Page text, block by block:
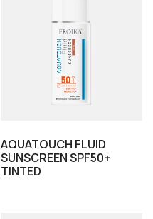
AQUATOUCH FLUID
SUNSCREEN SPF50+
TINTED